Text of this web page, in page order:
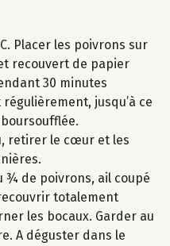
Placer les poivrons sur
recouvert de papier
30 minutes
jusqu’à ce
retirer le cœur et les
¾ de poivrons, ail coupé
totalement
les bocaux. Garder au
A déguster dans le